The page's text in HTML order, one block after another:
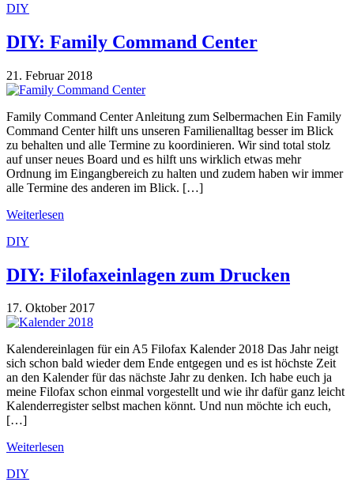
DIY
DIY: Family Command Center
21. Februar 2018
Family Command Center Anleitung zum Selbermachen Ein Family
Command Center hilft uns unseren Familienalltag besser im Blick
zu behalten und alle Termine zu koordinieren. Wir sind total stolz
auf unser neues Board und es hilft uns wirklich etwas mehr
Ordnung im Eingangbereich zu halten und zudem haben wir immer
alle Termine des anderen im Blick. […]
Weiterlesen
DIY
DIY: Filofaxeinlagen zum Drucken
17. Oktober 2017
Kalendereinlagen für ein A5 Filofax Kalender 2018 Das Jahr neigt
sich schon bald wieder dem Ende entgegen und es ist höchste Zeit
an den Kalender für das nächste Jahr zu denken. Ich habe euch ja
meine Filofax schon einmal vorgestellt und wie ihr dafür ganz leicht
Kalenderregister selbst machen könnt. Und nun möchte ich euch,
[…]
Weiterlesen
DIY